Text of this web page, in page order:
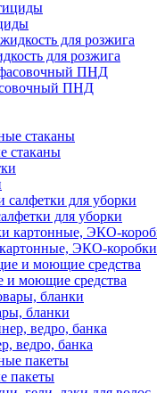
для розжига
ПНД
стаканы
для уборки
ЭКО-коробки
и моющие средства
бланки
ведро, банка
пакеты